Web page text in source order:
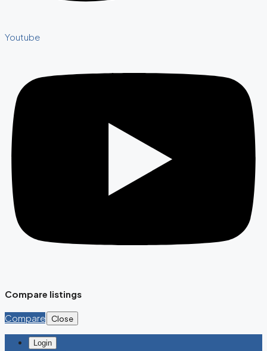
Youtube
Compare listings
Compare Close
Login